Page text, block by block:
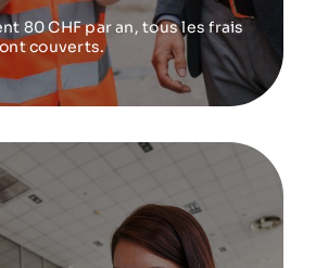
80 CHF par an, tous les frais
couverts.